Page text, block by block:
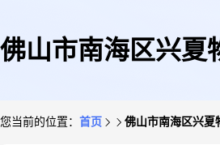
佛山市南海区兴夏
您当前的位置： 首页 佛山市南海区兴夏